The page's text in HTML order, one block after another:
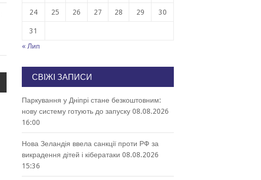
24 25 26 27 28 29 30
31
« Лип
СВІЖІ ЗАПИСИ
Паркування у Дніпрі стане безкоштовним:
нову систему готують до запуску 08.08.2026
16:00
Нова Зеландія ввела санкції проти РФ за
викрадення дітей і кібератаки 08.08.2026
15:36